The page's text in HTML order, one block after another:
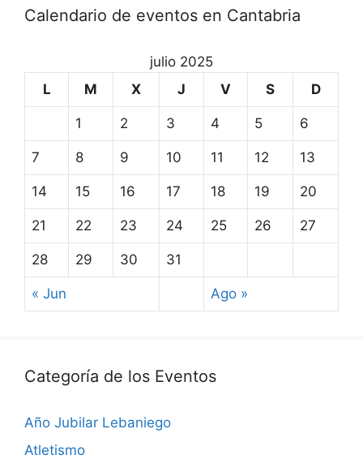
Calendario de eventos en Cantabria
julio 2025
L
M X J V S D
1 2 3 4 5 6
7 8 9 10 11 12 13
14 15 16 17 18 19 20
21 22 23 24 25 26 27
28 29 30 31
« Jun Ago »
Categoría de los Eventos
Año Jubilar Lebaniego
Atletismo